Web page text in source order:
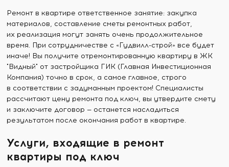
Ремонт в квартире ответственное занятие: закупка
материалов, составление сметы ремонтных работ,
их реализация могут занять очень продолжительное
время. При сотрудничестве с «Гудвилл-строй» все будет
иначе! Вы получите отремонтированную квартиру в ЖК
"Видный" от застройщика ГИК (Главная Инвестиционная
Компания) точно в срок, а самое главное, строго
в соответствии с задуманным проектом! Специалисты
рассчитают цену ремонта под ключ, вы утвердите смету
и заключите договор — останется насладиться
результатом после окончания работ в квартире.
Услуги, входящие в ремонт
квартиры под ключ